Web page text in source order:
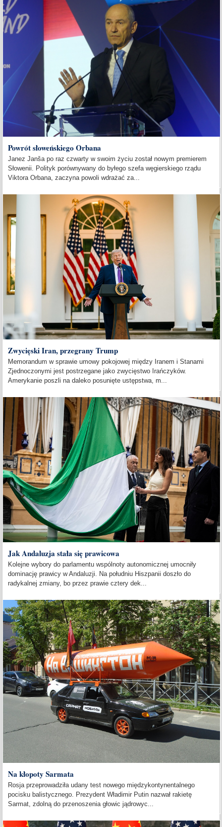
Powrót słoweńskiego Orbana
Janez Janša po raz czwarty w swoim życiu został nowym premierem
Słowenii. Polityk porównywany do byłego szefa węgierskiego rządu
Viktora Orbana, zaczyna powoli wdrażać za...
Zwycięski Iran, przegrany Trump
Memorandum w sprawie umowy pokojowej między Iranem i Stanami
Zjednoczonymi jest postrzegane jako zwycięstwo Irańczyków.
Amerykanie poszli na daleko posunięte ustępstwa, m...
Jak Andaluzja stała się prawicowa
Kolejne wybory do parlamentu wspólnoty autonomicznej umocniły
dominację prawicy w Andaluzji. Na południu Hiszpanii doszło do
radykalnej zmiany, bo przez prawie cztery dek...
Na kłopoty Sarmata
Rosja przeprowadziła udany test nowego międzykontynentalnego
pocisku balistycznego. Prezydent Władimir Putin nazwał rakietę
Sarmat, zdolną do przenoszenia głowic jądrowyc...